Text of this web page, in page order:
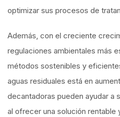
optimizar sus procesos de
Además, con el creciente
regulaciones ambientales más
métodos sostenibles y
aguas residuales está en
decantadoras pueden ayudar a
al ofrecer una solución rentable